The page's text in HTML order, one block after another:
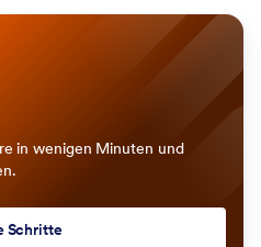
in wenigen Minuten und
Schritte